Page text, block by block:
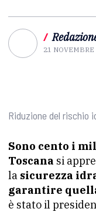
/
21
Riduzione del rischio
Sono cento i
Toscana si
la sicurezza
garantire
è stato il